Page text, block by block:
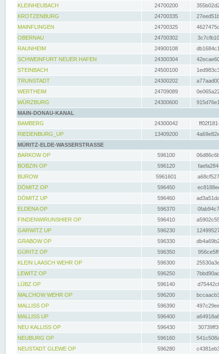
KLEINHEUBACH 24700200
KROTZENBURG
24700335
MAINFLINGEN
24700325
OBERNAU
24700302
RAUNHEIM
24900108
SCHWEINFURT NEUER HAFEN
24300304
STEINBACH
24500100
TRUNSTADT
24300202
WERTHEIM
24709089
WÜRZBURG
24300600
MAIN-DONAU-KANAL
BAMBERG
24300042
RIEDENBURG_UP
13409200
MÜRITZ-ELDE-WASSERSTRASSE
BARKOW OP
596100
BOBZIN OP
596120
BUROW
5961601
DÖMITZ OP
596450
DÖMITZ UP
596460
ELDENA OP
596370
FINDENWIRUNSHIER OP
596410
GARWITZ UP
596230
GRABOW OP
596330
GÜRITZ OP
596350
KLEIN LAASCH WEHR OP
596300
LEWITZ OP
596250
LÜBZ OP
596140
MALCHOW WEHR OP
596200
MALLISS OP
596390
MALLISS UP
596400
NEU KALLISS OP
596430
NEUBURG OP
596160
NEUSTADT GLEWE OP
596280